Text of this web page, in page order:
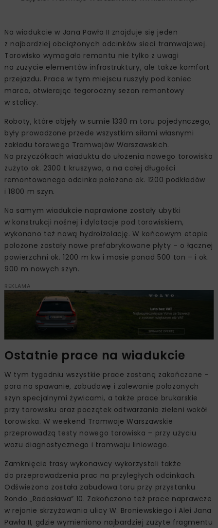
Na wiadukcie w Jana Pawła II znajduje się jeden
z najbardziej obciążonych odcinków sieci tramwajowej.
Torowisko wymagało remontu nie tylko z uwagi
na zużycie elementów infrastruktury, ale także komfort
przejazdu. Prace w tym miejscu ruszyły pod koniec
marca, otwierając tegoroczny sezon remontowy
w stolicy.
Roboty, które objęły w sumie 1330 m toru pojedynczego,
były prowadzone przede wszystkim siłami własnymi
zakładu torowego Tramwajów Warszawskich.
Na przyczółkach wiaduktu do ułożenia nowego torowiska
zużyto ok. 2300 t kruszywa, a na całej długości
remontowanego odcinka położono ok. 1200 podkładów
i 1800 m szyn.
Na samym wiadukcie naprawione zostały ubytki
w konstrukcji nośnej i dylatacje pod torowiskiem,
wykonano też nową hydroizolację. W końcowym etapie
położone zostały nowe prefabrykowane płyty – o łącznej
powierzchni ok. 1200 m kw i masie ponad 500 ton – i ok.
900 m nowych szyn.
REKLAMA
Ostatnie prace na wiadukcie
W tym tygodniu wszystkie prace zostaną zakończone –
pora na spawanie, zabudowę i zalewanie położonych
szyn specjalnymi żywicami, a także prace brukarskie
przy torowisku oraz początek odtwarzania zieleni wokół
torowiska. W weekend Tramwaje Warszawskie
przeprowadzą testy nowego torowiska – przy użyciu
wozu diagnostycznego i tramwaju liniowego.
Zamknięcie trasy wykonawcy wykorzystali także
do przeprowadzenia prac na przyległych odcinkach.
Odświeżona została zabudowa toru przy przystanku
Rondo „Radosława” 10. Zakończono też prace naprawcze
w rejonie skrzyżowania ulicy W. Broniewskiego i Alei Jana
Pawła II, gdzie wymieniono najbardziej zużyte fragmentu